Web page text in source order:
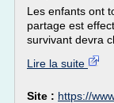
Les enfants ont
partage est
survivant devra
Lire la suite
Site : https://